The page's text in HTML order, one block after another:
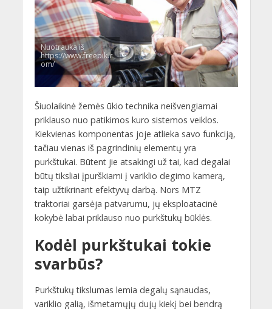
Nuotrauka iš
https://www.freepik.c
om/
Šiuolaikinė žemės ūkio technika neišvengiamai
priklauso nuo patikimos kuro sistemos veiklos.
Kiekvienas komponentas joje atlieka savo funkciją,
tačiau vienas iš pagrindinių elementų yra
purkštukai. Būtent jie atsakingi už tai, kad degalai
būtų tiksliai įpurškiami į variklio degimo kamerą,
taip užtikrinant efektyvų darbą. Nors MTZ
traktoriai garsėja patvarumu, jų eksploatacinė
kokybė labai priklauso nuo purkštukų būklės.
Kodėl purkštukai tokie
svarbūs?
Purkštukų tikslumas lemia degalų sąnaudas,
variklio galią, išmetamųjų dujų kiekį bei bendrą